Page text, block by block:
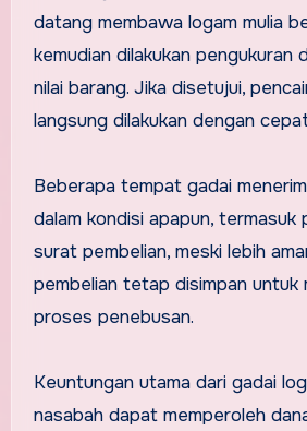
datang membawa logam mulia
kemudian dilakukan pengukuran
nilai barang. Jika disetujui,
langsung dilakukan dengan
Beberapa tempat gadai
dalam kondisi apapun,
surat pembelian, meski lebih
pembelian tetap disimpan untuk
proses penebusan.
Keuntungan utama dari gadai
nasabah dapat memperoleh